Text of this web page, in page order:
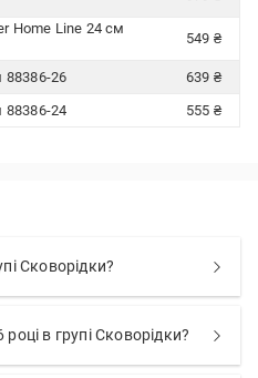
Home Line 24 см
549 ₴
88386-26
639 ₴
88386-24
555 ₴
Сковорідки?
в групі Сковорідки?